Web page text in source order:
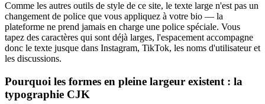
Comme les autres outils de style de ce site, le texte large n'est pas un
changement de police que vous appliquez à votre bio — la
plateforme ne prend jamais en charge une police spéciale. Vous
tapez des caractères qui sont déjà larges, l'espacement accompagne
donc le texte jusque dans Instagram, TikTok, les noms d'utilisateur et
les discussions.
Pourquoi les formes en pleine largeur existent : la
typographie CJK